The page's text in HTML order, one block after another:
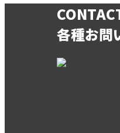
各種お問